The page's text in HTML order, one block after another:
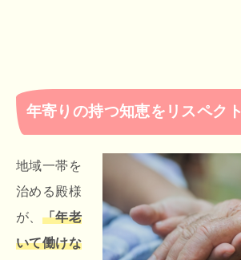
年寄りの持つ知恵をリスペクト
地域一帯を
治める殿様
が、 「年老
いて働けな